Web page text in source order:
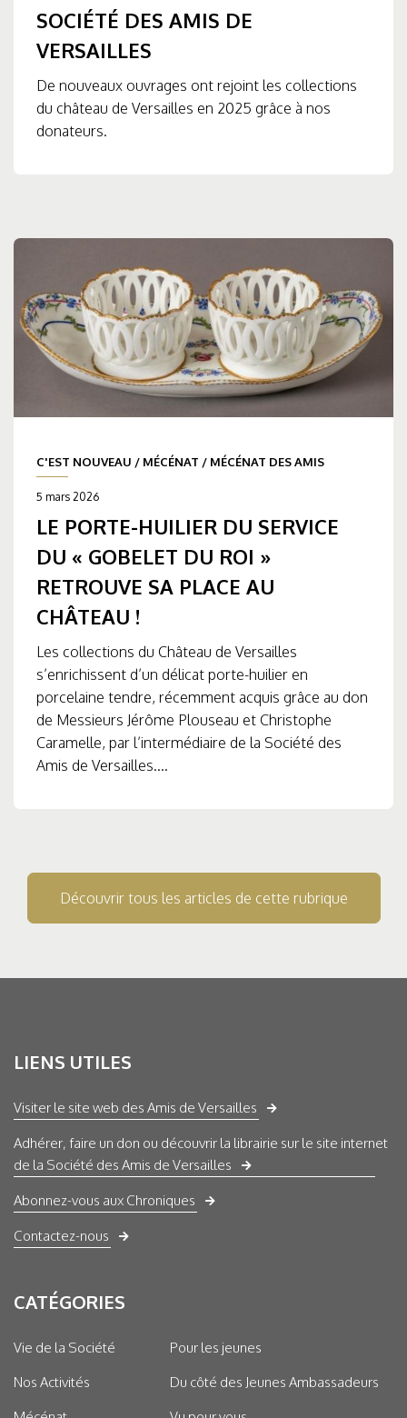
SOCIÉTÉ DES AMIS DE
VERSAILLES
De nouveaux ouvrages ont rejoint les collections
du château de Versailles en 2025 grâce à nos
donateurs.
C'EST NOUVEAU / MÉCÉNAT / MÉCÉNAT DES AMIS
5 mars 2026
LE PORTE-HUILIER DU SERVICE
DU « GOBELET DU ROI »
RETROUVE SA PLACE AU
CHÂTEAU !
Les collections du Château de Versailles
s’enrichissent d’un délicat porte-huilier en
porcelaine tendre, récemment acquis grâce au don
de Messieurs Jérôme Plouseau et Christophe
Caramelle, par l’intermédiaire de la Société des
Amis de Versailles....
Découvrir tous les articles de cette rubrique
LIENS UTILES
Visiter le site web des Amis de Versailles
Adhérer, faire un don ou découvrir la librairie sur le site internet
de la Société des Amis de Versailles
Abonnez-vous aux Chroniques
Contactez-nous
CATÉGORIES
Vie de la Société
Nos Activités
Pour les jeunes
Du côté des Jeunes Ambassadeurs